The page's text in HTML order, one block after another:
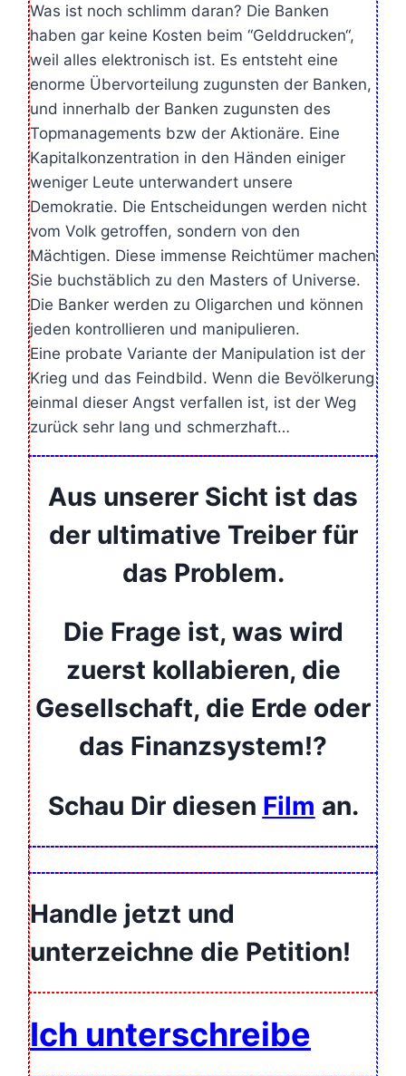
Was ist noch schlimm daran? Die Banken
haben gar keine Kosten beim “Gelddrucken“,
weil alles elektronisch ist. Es entsteht eine
enorme Übervorteilung zugunsten der Banken,
und innerhalb der Banken zugunsten des
Topmanagements bzw der Aktionäre. Eine
Kapitalkonzentration in den Händen einiger
weniger Leute unterwandert unsere
Demokratie. Die Entscheidungen werden nicht
vom Volk getroffen, sondern von den
Mächtigen. Diese immense Reichtümer machen
Sie buchstäblich zu den Masters of Universe.
Die Banker werden zu Oligarchen und können
jeden kontrollieren und manipulieren.
Eine probate Variante der Manipulation ist der
Krieg und das Feindbild. Wenn die Bevölkerung
einmal dieser Angst verfallen ist, ist der Weg
zurück sehr lang und schmerzhaft…
Aus unserer Sicht ist das
der ultimative Treiber für
das Problem.
Die Frage ist, was wird
zuerst kollabieren, die
Gesellschaft, die Erde oder
das Finanzsystem!?
Schau Dir diesen Film an.
Handle jetzt und
unterzeichne die Petition!
Ich unterschreibe